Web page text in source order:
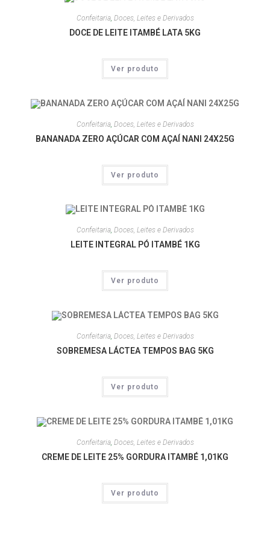
Confeitaria, Doces, Leites e Derivados
DOCE DE LEITE ITAMBÉ LATA 5KG
Ver produto
Confeitaria, Doces, Leites e Derivados
BANANADA ZERO AÇÚCAR COM AÇAÍ NANI 24X25G
Ver produto
Confeitaria, Doces, Leites e Derivados
LEITE INTEGRAL PÓ ITAMBÉ 1KG
Ver produto
Confeitaria, Doces, Leites e Derivados
SOBREMESA LÁCTEA TEMPOS BAG 5KG
Ver produto
Confeitaria, Doces, Leites e Derivados
CREME DE LEITE 25% GORDURA ITAMBÉ 1,01KG
Ver produto